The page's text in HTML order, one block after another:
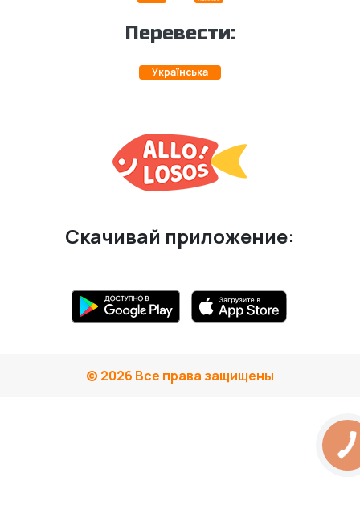
Перевести:
Українська
Скачивай приложение:
© 2026 Все права защищены